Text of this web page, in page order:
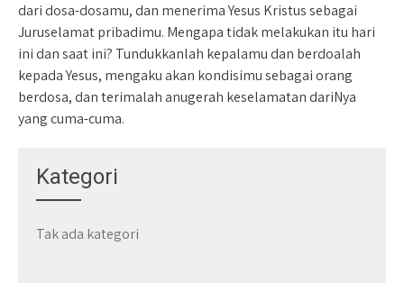
dari dosa-dosamu, dan menerima Yesus Kristus sebagai
Juruselamat pribadimu. Mengapa tidak melakukan itu hari
ini dan saat ini? Tundukkanlah kepalamu dan berdoalah
kepada Yesus, mengaku akan kondisimu sebagai orang
berdosa, dan terimalah anugerah keselamatan dariNya
yang cuma-cuma.
Kategori
Tak ada kategori